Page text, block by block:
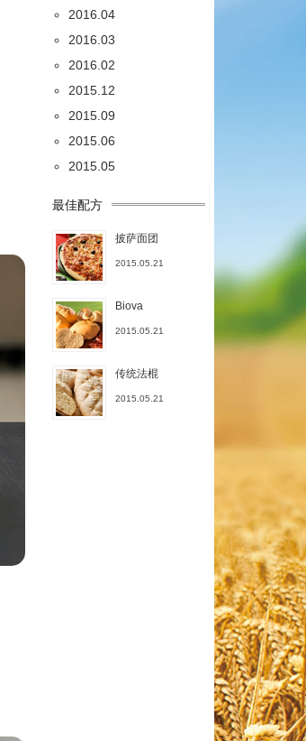
2016.04
2016.03
2016.02
2015.12
2015.09
2015.06
2015.05
最佳配方
披萨面团
2015.05.21
Biova
2015.05.21
传统法棍
2015.05.21